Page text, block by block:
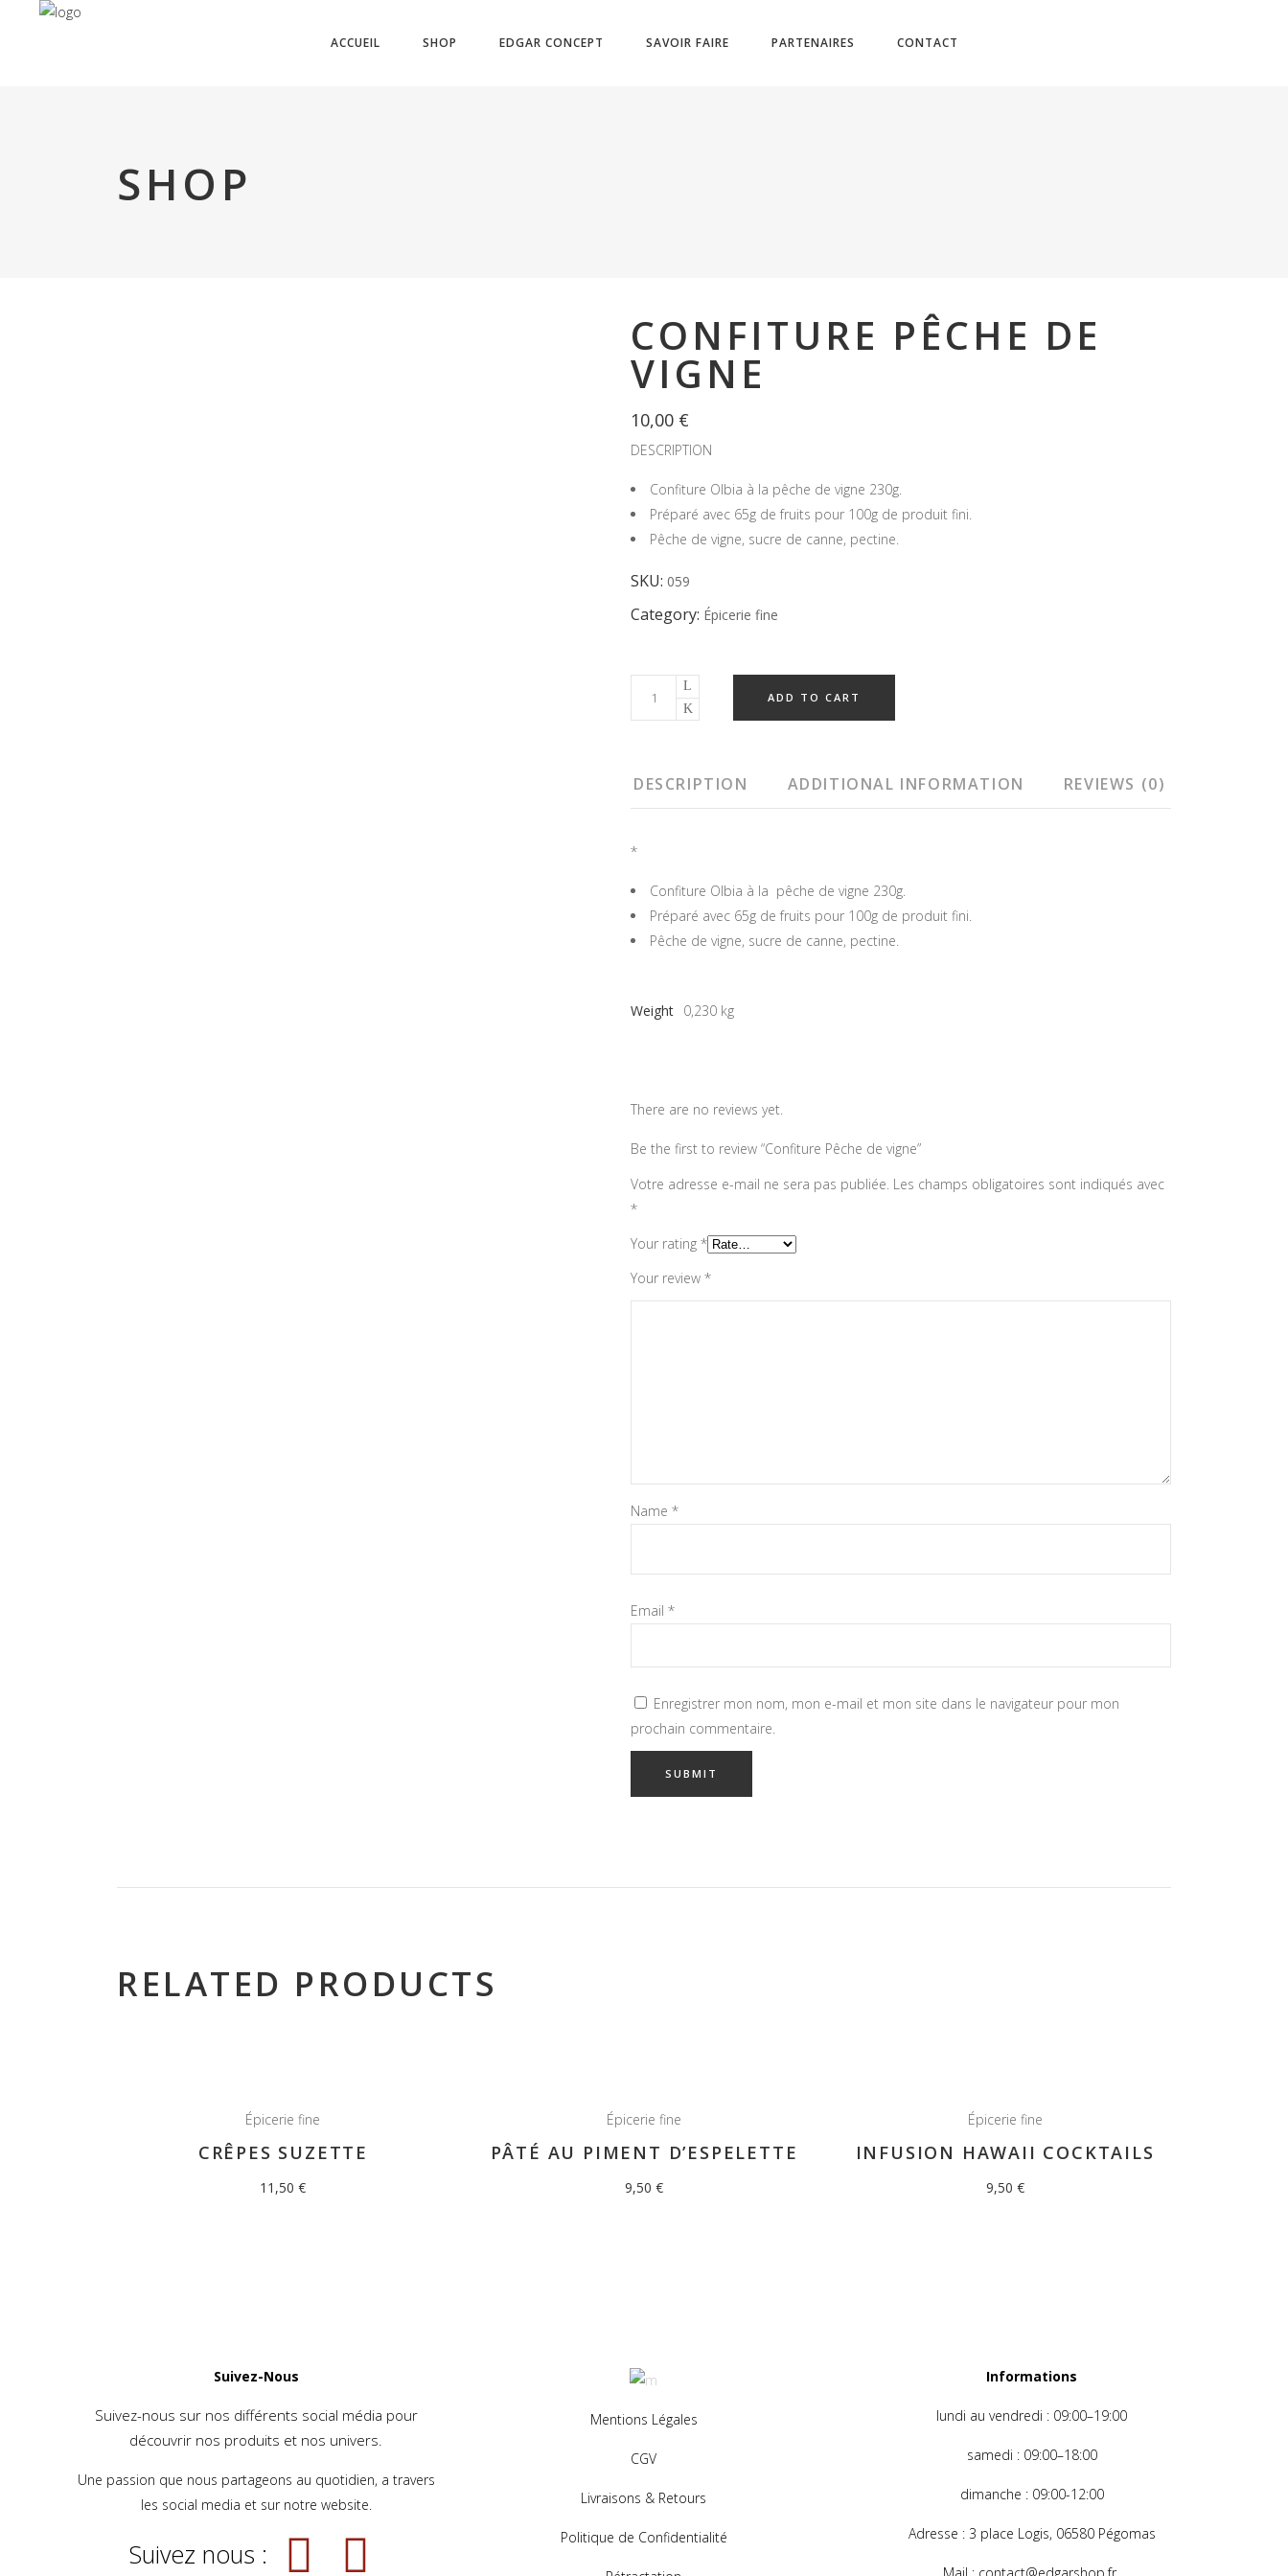
ACCUEIL SHOP EDGAR CONCEPT SAVOIR FAIRE PARTENAIRES CONTACT
No products in the cart.
SHOP
CONFITURE PÊCHE DE
VIGNE
10,00 €
DESCRIPTION
Confiture Olbia à la pêche de vigne 230g.
Préparé avec 65g de fruits pour 100g de produit fini.
Pêche de vigne, sucre de canne, pectine.
SKU: 059
Category: Épicerie fine
ADD TO CART
DESCRIPTION ADDITIONAL INFORMATION REVIEWS (0)
*
Confiture Olbia à la pêche de vigne 230g.
Préparé avec 65g de fruits pour 100g de produit fini.
Pêche de vigne, sucre de canne, pectine.
Weight 0,230 kg
There are no reviews yet.
Be the first to review “Confiture Pêche de vigne”
Votre adresse e-mail ne sera pas publiée. Les champs obligatoires sont indiqués avec
*
Your rating *
Your review *
Name *
Email *
Enregistrer mon nom, mon e-mail et mon site dans le navigateur pour mon
prochain commentaire.
RELATED PRODUCTS
Épicerie fine
CRÊPES SUZETTE
11,50€
Épicerie fine
PÂTÉ AU PIMENT D’ESPELETTE
9,50 €
Épicerie fine
INFUSION HAWAII COCKTAILS
9,50 €
Suivez-Nous
Suivez-nous sur nos différents social média pour
découvrir nos produits et nos univers.
Une passion que nous partageons au quotidien, a travers
les social media et sur notre website.
Suivez nous :
Mentions Légales
CGV
Livraisons & Retours
Politique de Confidentialité
Informations
lundi au vendredi : 09:00–19:00
samedi : 09:00–18:00
dimanche : 09:00-12:00
Adresse : 3 place Logis, 06580 Pégomas